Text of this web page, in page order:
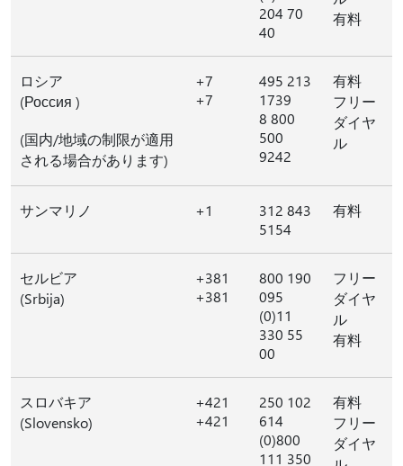
204 70
40
有料
ロシア
(Россия )
(国内/地域の制限が適用
される場合があります)
+7
+7
495 213
1739
8 800
500
9242
有料
フリー
ダイヤ
ル
サンマリノ +1
312 843
5154
有料
セルビア
(Srbija)
+381
+381
800 190
095
(0)11
330 55
00
フリー
ダイヤ
ル
有料
スロバキア
(Slovensko)
+421
+421
250 102
614
(0)800
111 350
有料
フリー
ダイヤ